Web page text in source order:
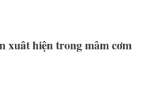
xuât hiện trong mâm cơm